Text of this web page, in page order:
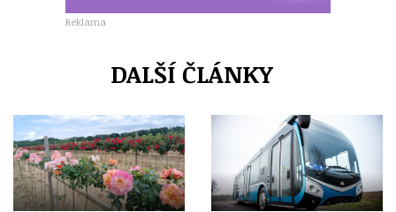
Reklama
DALŠÍ ČLÁNKY